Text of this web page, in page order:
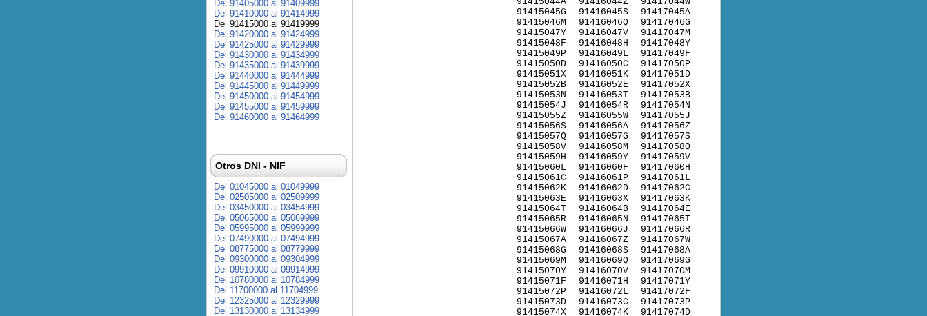
91415045G
91415046M
91415047Y
91415048F
91415049P
91415050D
91415051X
91415052B
91415053N
91415054J
91415055Z
91415056S
91415057Q
91415058V
91415059H
91415060L
91415061C
91415062K
91415063E
91415064T
91415065R
91415066W
91415067A
91415068G
91415069M
91415070Y
91415071F
91415072P
91415073D
91415074X
91416045S
91416046Q
91416047V
91416048H
91416049L
91416050C
91416051K
91416052E
91416053T
91416054R
91416055W
91416056A
91416057G
91416058M
91416059Y
91416060F
91416061P
91416062D
91416063X
91416064B
91416065N
91416066J
91416067Z
91416068S
91416069Q
91416070V
91416071H
91416072L
91416073C
91416074K
91417045A
91417046G
91417047M
91417048Y
91417049F
91417050P
91417051D
91417052X
91417053B
91417054N
91417055J
91417056Z
91417057S
91417058Q
91417059V
91417060H
91417061L
91417062C
91417063K
91417064E
91417065T
91417066R
91417067W
91417068A
91417069G
91417070M
91417071Y
91417072F
91417073P
91417074D
Del 91405000 al 91409999
Del 91410000 al 91414999
Del 91415000 al 91419999
Del 91420000 al 91424999
Del 91425000 al 91429999
Del 91430000 al 91434999
Del 91435000 al 91439999
Del 91440000 al 91444999
Del 91445000 al 91449999
Del 91450000 al 91454999
Del 91455000 al 91459999
Del 91460000 al 91464999
Otros DNI - NIF
Del 01045000 al 01049999
Del 02505000 al 02509999
Del 03450000 al 03454999
Del 05065000 al 05069999
Del 05995000 al 05999999
Del 07490000 al 07494999
Del 08775000 al 08779999
Del 09300000 al 09304999
Del 09910000 al 09914999
Del 10780000 al 10784999
Del 11700000 al 11704999
Del 12325000 al 12329999
Del 13130000 al 13134999